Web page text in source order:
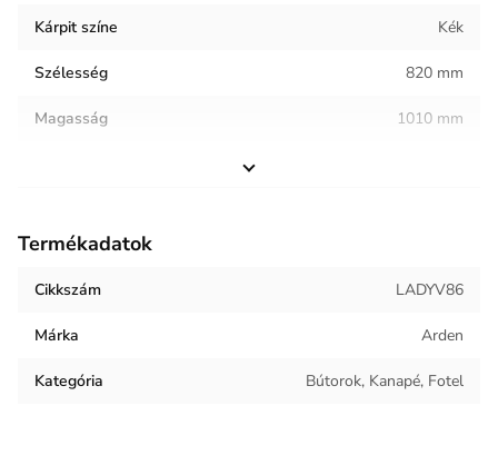
Kárpit színe Kék
Szélesség 820 mm
Magasság 1010 mm
Keret anyaga
Kárpit anyaga Bársony
Termékadatok
Cikkszám LADYV86
Márka Arden
Kategória Bútorok, Kanapé, Fotel